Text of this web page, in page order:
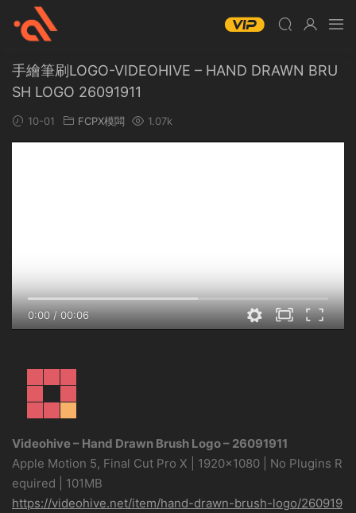
手繪筆刷LOGO-VIDEOHIVE – HAND DRAWN BRU
SH LOGO 26091911
10-01 FCPX模闆 1.07k
0:00/00:06
Videohive – Hand Drawn Brush Logo – 26091911
Apple Motion 5, Final Cut Pro X | 1920×1080 | No Plugins R
equired | 101MB
https://videohive.net/item/hand-drawn-brush-logo/260919